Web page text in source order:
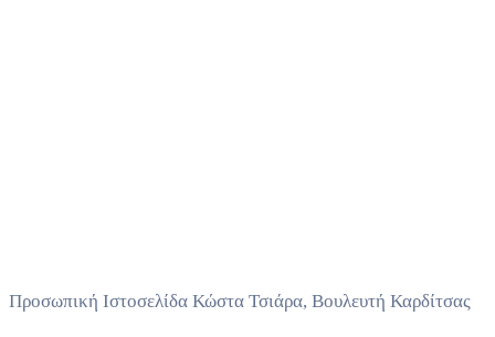
Προσωπική Ιστοσελίδα Κώστα Τσιάρα, Βουλευτή Καρδίτσας